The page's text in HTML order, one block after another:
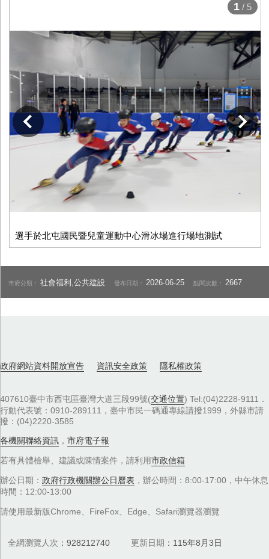
選手於北屯國民暨兒童運動中心滑冰場進行場地測試
下一張
1 / 5
市府分類：社會福利,公共建設 發布日期： 2026-06-25 點閱次數： 2667
政府網站資料開放宣告 資訊安全政策 隱私權政策
407610臺中市西屯區臺灣大道三段99號(交通位置) Tel:(04)2228-9111．
行動代表號：0910-289111，臺中市民一碼通專線請撥1999，外縣市請
撥：(04)2220-3585
各機關聯絡資訊 ， 市府電子報
若有具體檢舉、建議或陳情案件，請利用市政信箱
辦公日期： 政府行政機關辦公日曆表 ，辦公時間：8:00-17:00，中午休息
時間：12:00-13:00
請使用最新版Chrome、FireFox、Edge、Safari瀏覽器瀏覽
全網瀏覽人次 928212740 更新日期 115年8月3日